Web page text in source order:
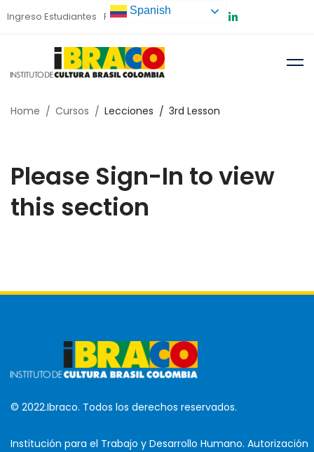
Ingreso Estudiantes Preinscripción
Home Cursos Lecciones 3rd Lesson
Please Sign-In to view
this section
© 2022.Ibraco. Todos los derechos reservados.
Institución para el Trabajo y Desarrollo Humano. Autorización
Spanish